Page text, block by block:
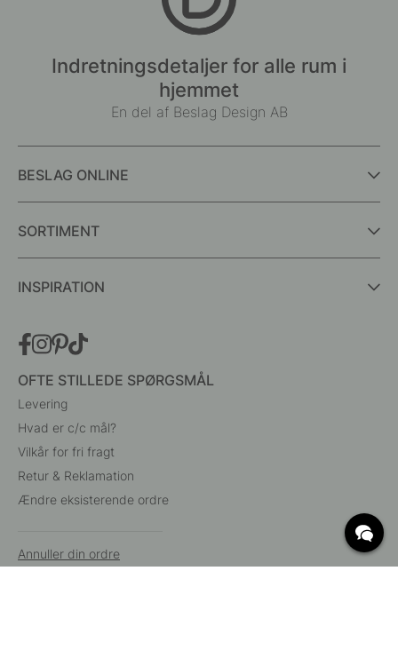
Indretningsdetaljer for alle rum i
hjemmet
En del af Beslag Design AB
BESLAG ONLINE
SORTIMENT
INSPIRATION
OFTE STILLEDE SPØRGSMÅL
Levering
Hvad er c/c mål?
Vilkår for fri fragt
Retur & Reklamation
Ændre eksisterende ordre
Annuller din ordre